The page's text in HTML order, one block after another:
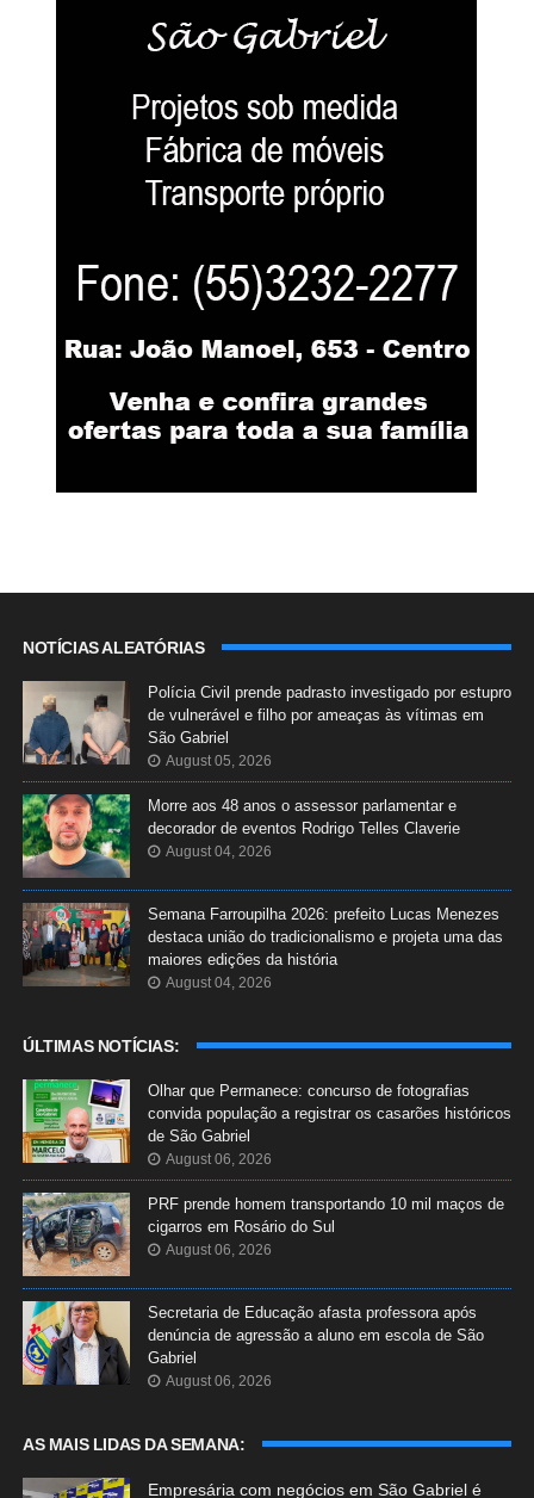
NOTÍCIAS ALEATÓRIAS
Polícia Civil prende padrasto investigado por estupro
de vulnerável e filho por ameaças às vítimas em
São Gabriel
August 05, 2026
Morre aos 48 anos o assessor parlamentar e
decorador de eventos Rodrigo Telles Claverie
August 04, 2026
Semana Farroupilha 2026: prefeito Lucas Menezes
destaca união do tradicionalismo e projeta uma das
maiores edições da história
August 04, 2026
ÚLTIMAS NOTÍCIAS:
Olhar que Permanece: concurso de fotografias
convida população a registrar os casarões históricos
de São Gabriel
August 06, 2026
PRF prende homem transportando 10 mil maços de
cigarros em Rosário do Sul
August 06, 2026
Secretaria de Educação afasta professora após
denúncia de agressão a aluno em escola de São
Gabriel
August 06, 2026
AS MAIS LIDAS DA SEMANA:
Empresária com negócios em São Gabriel é